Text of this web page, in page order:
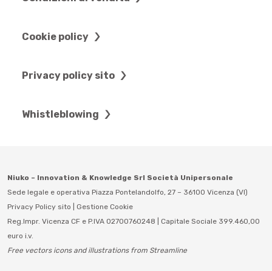
Cookie policy
Privacy policy sito
Whistleblowing
Niuko – Innovation & Knowledge Srl Società Unipersonale
Sede legale e operativa Piazza Pontelandolfo, 27 – 36100 Vicenza (VI)
Privacy Policy sito
Gestione Cookie
Reg.Impr. Vicenza CF e P.IVA 02700760248 | Capitale Sociale 399.460,00
euro i.v.
Free vectors icons and illustrations from Streamline